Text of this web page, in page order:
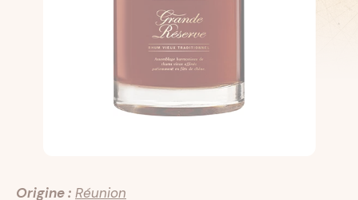
Origine : Réunion